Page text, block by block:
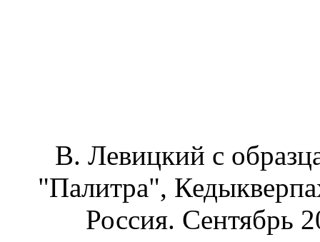
В. Левицкий с
"Палитра",
Россия. Сентябрь